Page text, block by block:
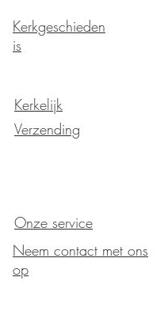
Kerkgeschieden
is
Kerkelijk
Verzending
Onze service
Neem contact met ons
op